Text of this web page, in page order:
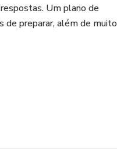
Um plano de
de preparar, além de muito